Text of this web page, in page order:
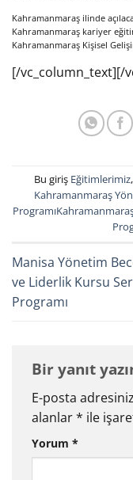
Kahramanmaraş ilinde
Kahramanmaraş kariyer
Kahramanmaraş Kişisel
[/vc_column_text][/
Bu giriş Eğitimlerimiz,
Kahramanmaraş
Manisa Yönetim
ve Liderlik Kursu
Programı
Bir yanıt
E-posta
alanlar* ile
Yorum *